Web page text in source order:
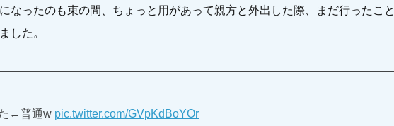
なったのも束の間、ちょっと用があって親方と外出した際、まだ行ったこと
した。
←普通w pic.twitter.com/GVpKdBoYOr